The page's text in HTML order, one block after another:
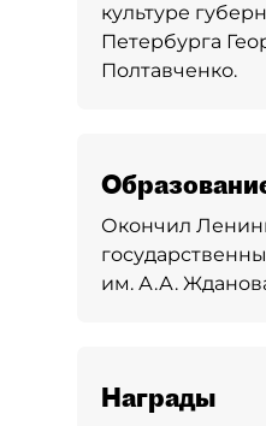
культуре
Петербурга
Полтавченко.
Окончил
им. А.А.
Награды